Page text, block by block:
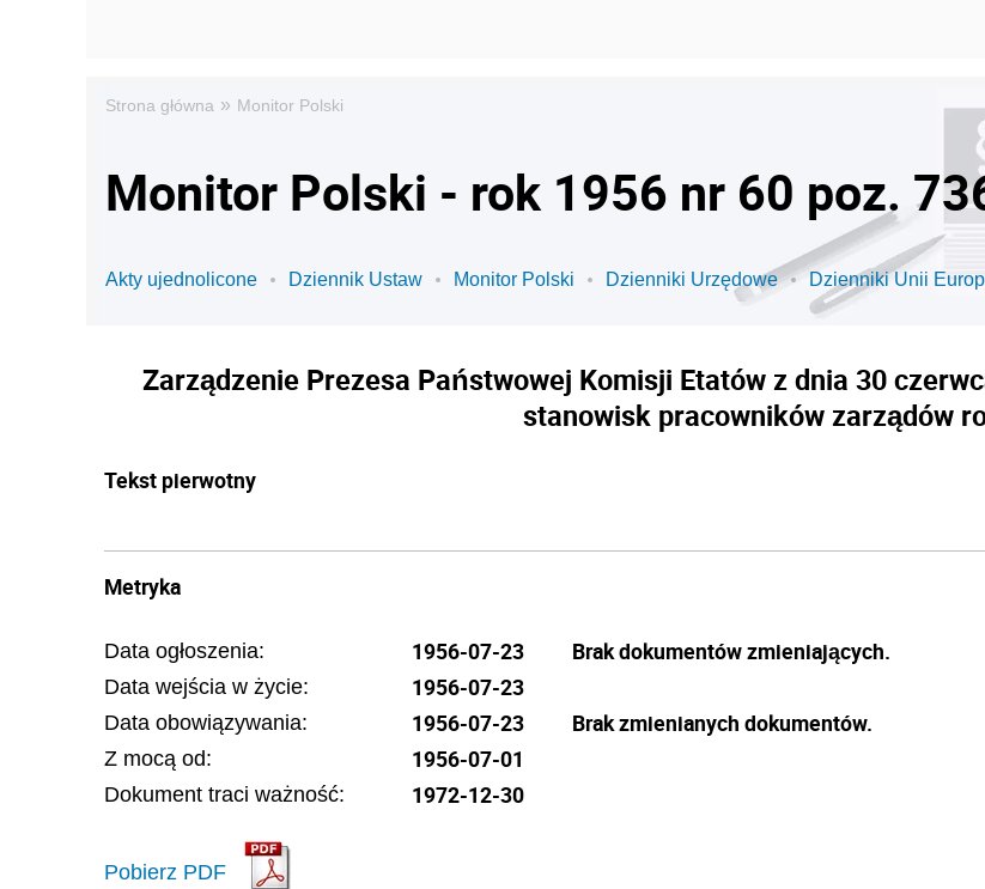
Strona główna » Monitor Polski
Monitor Polski - rok 1956 nr 60 poz.
Akty ujednolicone Dziennik Ustaw Monitor Polski Dzienniki Urzędowe Dzienniki Unii
Zarządzenie Prezesa Państwowej Komisji Etatów z dnia 30
stanowisk pracowników zarządów
Tekst pierwotny
Metryka
Data ogłoszenia: 1956-07-23
Data wejścia w życie: 1956-07-23
Data obowiązywania: 1956-07-23
Z mocą od: 1956-07-01
Dokument traci ważność: 1972-12-30
Pobierz PDF
Brak dokumentów zmieniających.
Brak zmienianych dokumentów.